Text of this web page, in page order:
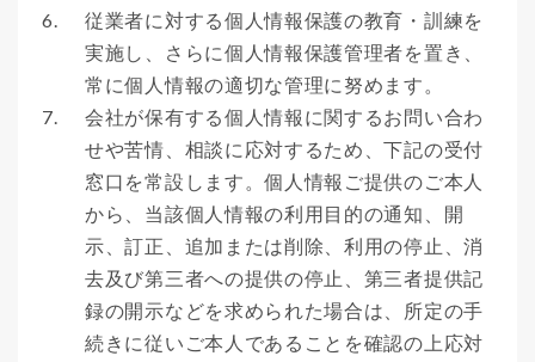
6.
従業者に対する個人情報保護の教育・訓練を
実施し、さらに個人情報保護管理者を置き、
常に個人情報の適切な管理に努めます。
7.
会社が保有する個人情報に関するお問い合わ
せや苦情、相談に応対するため、下記の受付
窓口を常設します。個人情報ご提供のご本人
から、当該個人情報の利用目的の通知、開
示、訂正、追加または削除、利用の停止、消
去及び第三者への提供の停止、第三者提供記
録の開示などを求められた場合は、所定の手
続きに従いご本人であることを確認の上応対